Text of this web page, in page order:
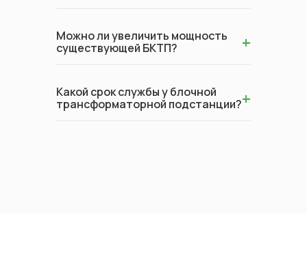
Можно ли увеличить мощность
существующей БКТП?
+
Какой срок службы у блочной
трансформаторной подстанции?+